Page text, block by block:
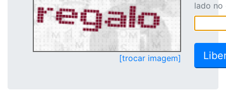
[trocar imagem]
lado no